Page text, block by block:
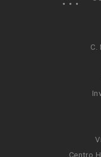
C.
Centro